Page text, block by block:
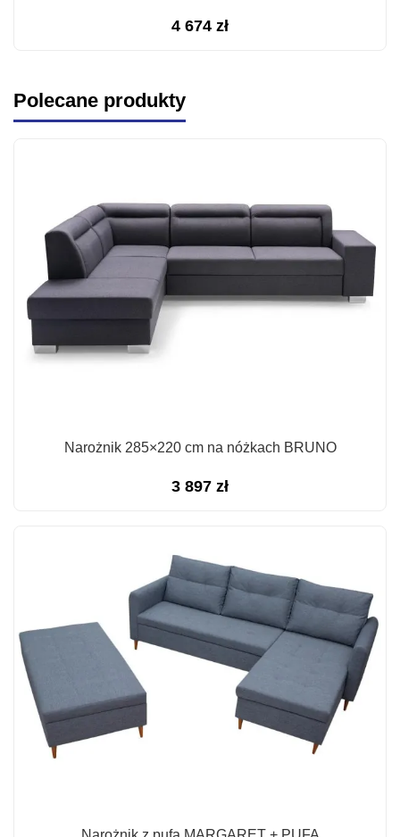
4 674 zł
Polecane produkty
Narożnik 285×220 cm na nóżkach BRUNO
3 897 zł